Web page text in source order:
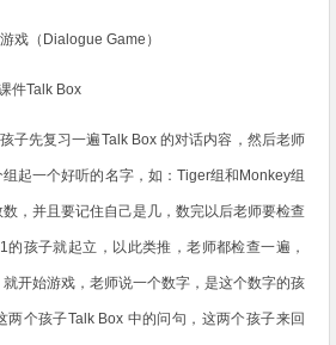
戏（ Dialogue Game ）
件Talk Box
子先复习一遍Talk Box 的对话内容，然后老师
起一个好听的名字，如： Tiger组和 Monkey组
，并且要记住自己是几，数完以后老师要检查
1的孩子就起立，以此类推，老师都检查一遍，
开始游戏，老师说一个数字，是这个数字的孩
两个孩子Talk Box 中的问句，这两个孩子来回